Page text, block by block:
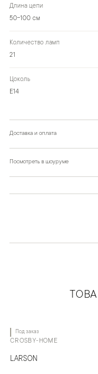
Длина цепи
50-100 см
Количество ламп
21
Цоколь
Е14
Доставка и оплата
Посмотреть в шоуруме
Под заказ
CROSBY-HOME
LARSON